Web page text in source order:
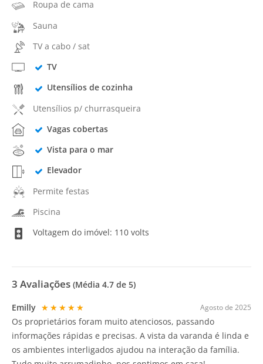
Roupa de cama
Sauna
TV a cabo / sat
TV
Utensílios de cozinha
Utensílios p/ churrasqueira
Vagas cobertas
Vista para o mar
Elevador
Permite festas
Piscina
Voltagem do imóvel: 110 volts
3 Avaliações (Média 4.7 de 5)
Agosto de 2025
Emilly ★★★★★
Os proprietários foram muito atenciosos, passando
informações rápidas e precisas. A vista da varanda é linda e
os ambientes interligados ajudou na interação da família.